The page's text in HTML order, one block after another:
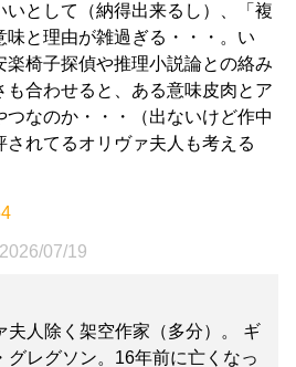
いとして（納得出来るし）、「複
味と理由が雑過ぎる・・・。い
楽椅子探偵や推理小説論との絡み
も合わせると、ある意味皮肉とア
つなのか・・・（出ないけど作中
されてるオリヴァ夫人も考える
2026/07/19
夫人除く架空作家（多分）。 ギ
グレグソン。16年前に亡くなっ